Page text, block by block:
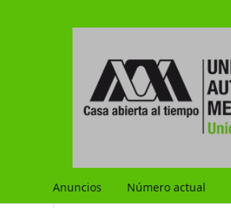
Anuncios Número actual